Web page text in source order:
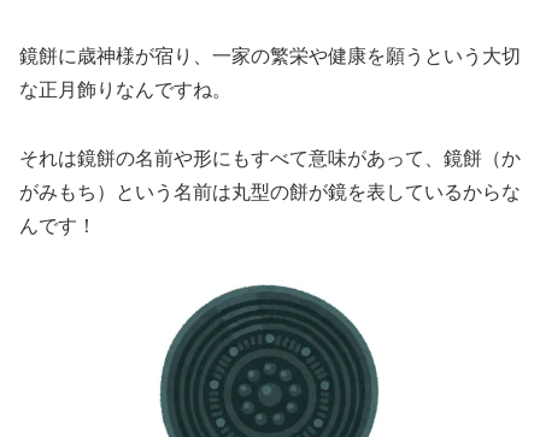
鏡餅に歳神様が宿り、一家の繁栄や健康を願うという大切
な正月飾りなんですね。
それは鏡餅の名前や形にもすべて意味があって、鏡餅（か
がみもち）という名前は丸型の餅が鏡を表しているからな
んです！